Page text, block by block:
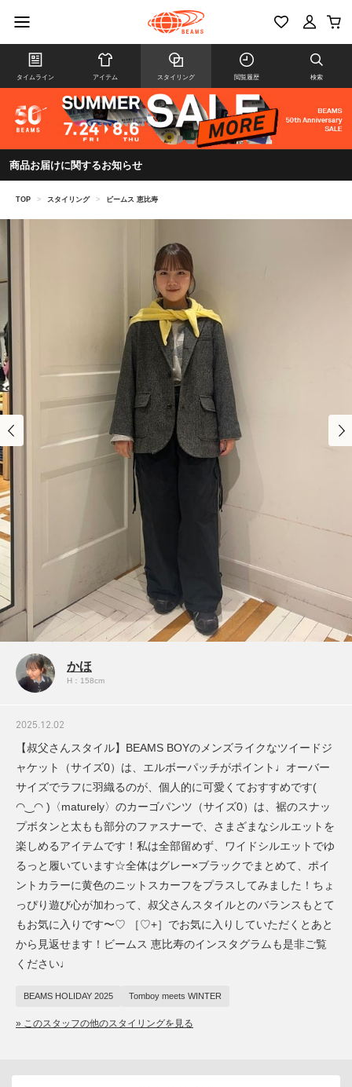
タイムライン アイテム スタイリング 閲覧履歴 検索
商品お届けに関するお知らせ
TOP > スタイリング > ビームス 恵比寿
かほ
H：158cm
2025.12.02
【叔父さんスタイル】BEAMS BOYのメンズライクなツイードジ
ャケット（サイズ0）は、エルボーパッチがポイント♩オーバー
サイズでラフに羽織るのが、個人的に可愛くておすすめです(
◠‿◠ )〈maturely〉のカーゴパンツ（サイズ0）は、裾のスナッ
プボタンと太もも部分のファスナーで、さまざまなシルエットを
楽しめるアイテムです！私は全部留めず、ワイドシルエットでゆ
るっと履いています☆全体はグレー×ブラックでまとめて、ポイ
ントカラーに黄色のニットスカーフをプラスしてみました！ちょ
っぴり遊び心が加わって、叔父さんスタイルとのバランスもとて
もお気に入りです〜♡ ［♡+］でお気に入りしていただくとあと
から見返せます！ビームス 恵比寿のインスタグラムも是非ご覧
ください♩
BEAMS HOLIDAY 2025 Tomboy meets WINTER
» このスタッフの他のスタイリングを見る